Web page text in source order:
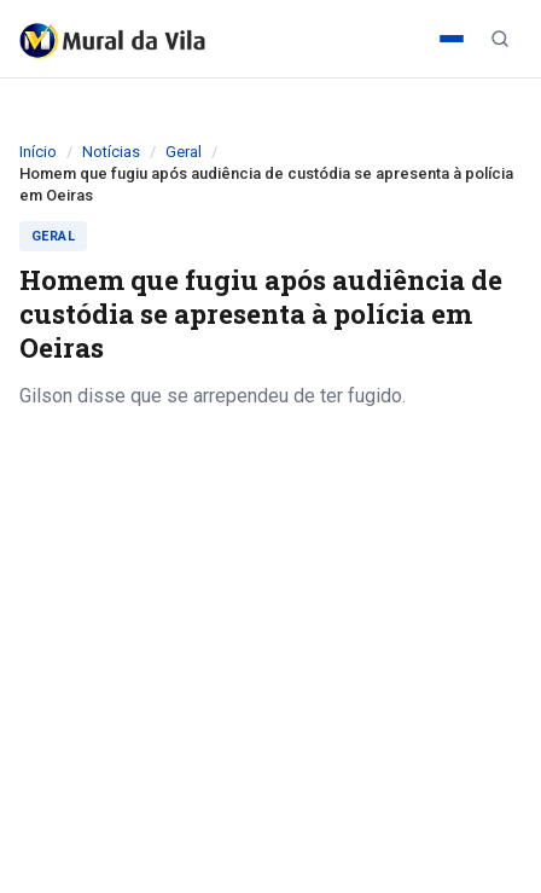
Início Notícias
Geral
Homem que fugiu após audiência de custódia se apresenta à polícia
em Oeiras
GERAL
Homem que fugiu após audiência de
custódia se apresenta à polícia em
Oeiras
Gilson disse que se arrependeu de ter fugido.